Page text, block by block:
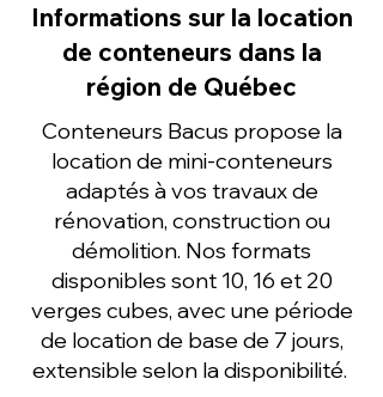
Informations sur la location
de conteneurs dans la
région de Québec
Conteneurs Bacus propose la
location de mini-conteneurs
adaptés à vos travaux de
rénovation, construction ou
démolition. Nos formats
disponibles sont 10, 16 et 20
verges cubes, avec une période
de location de base de 7 jours,
extensible selon la disponibilité.